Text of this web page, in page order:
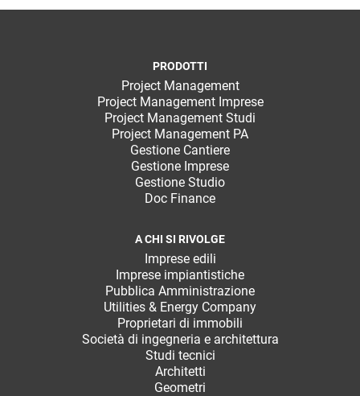
PRODOTTI
Project Management
Project Management Imprese
Project Management Studi
Project Management PA
Gestione Cantiere
Gestione Imprese
Gestione Studio
Doc Finance
A CHI SI RIVOLGE
Imprese edili
Imprese impiantistiche
Pubblica Amministrazione
Utilities & Energy Company
Proprietari di immobili
Società di ingegneria e architettura
Studi tecnici
Architetti
Geometri